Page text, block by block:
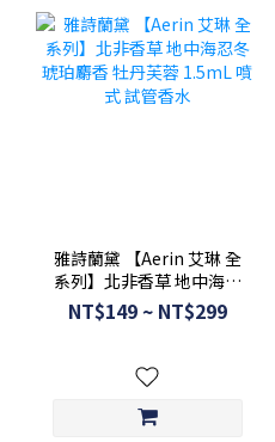
雅詩蘭黛 【Aerin 艾琳 全
系列】北非香草 地中海忍
冬 琥珀麝香 牡丹芙蓉
1.5mL 噴式 試管香水
NT$149 ~ NT$299